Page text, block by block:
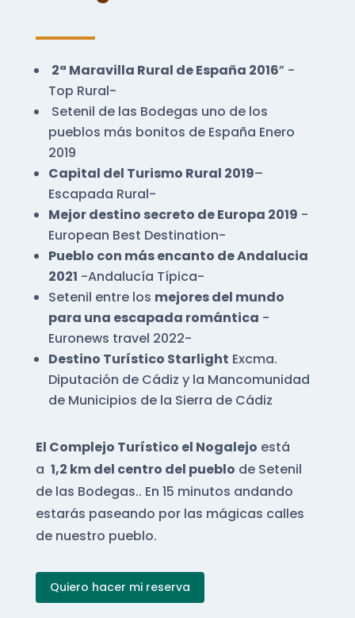
2ª Maravilla Rural de España 2016” -
Top Rural-
Setenil de las Bodegas uno de los
pueblos más bonitos de España Enero
2019
Capital del Turismo Rural 2019–
Escapada Rural-
Mejor destino secreto de Europa 2019 -
European Best Destination-
Pueblo con más encanto de Andalucia
2021 -Andalucía Típica-
Setenil entre los mejores del mundo
para una escapada romántica -
Euronews travel 2022-
Destino Turístico Starlight Excma.
Diputación de Cádiz y la Mancomunidad
de Municipios de la Sierra de Cádiz
El Complejo Turístico el Nogalejo está
a 1,2 km del centro del pueblo de Setenil
de las Bodegas.. En 15 minutos andando
estarás paseando por las mágicas calles
de nuestro pueblo.
Quiero hacer mi reserva